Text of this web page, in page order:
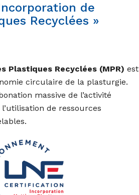
de
Recyclées »
Plastiques Recyclées (MPR) est
circulaire de la plasturgie.
massive de l’activité
de ressources